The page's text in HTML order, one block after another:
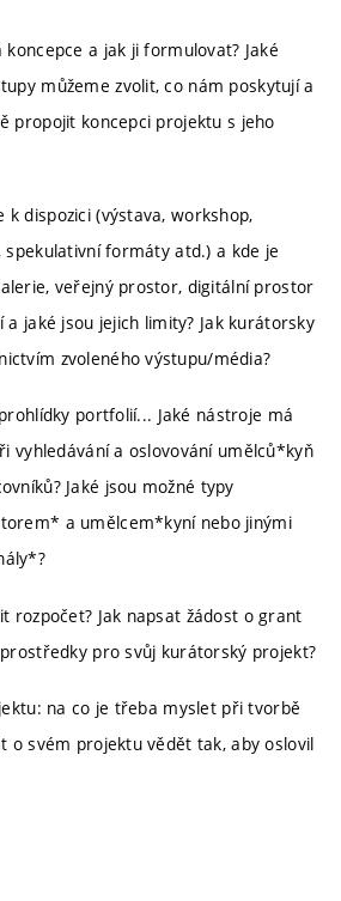
a jak ji formulovat? Jaké
můžeme zvolit, co nám poskytují a
propojit koncepci projektu s jeho
k dispozici (výstava, workshop,
spekulativní formáty atd.) a kde je
veřejný prostor, digitální prostor
a jaké jsou jejich limity? Jak kurátorsky
zvoleného výstupu/média?
portfolií... Jaké nástroje má
vyhledávání a oslovování umělců*kyň
Jaké jsou možné typy
a umělcem*kyní nebo jinými
rozpočet? Jak napsat žádost o grant
pro svůj kurátorský projekt?
na co je třeba myslet při tvorbě
o svém projektu vědět tak, aby oslovil